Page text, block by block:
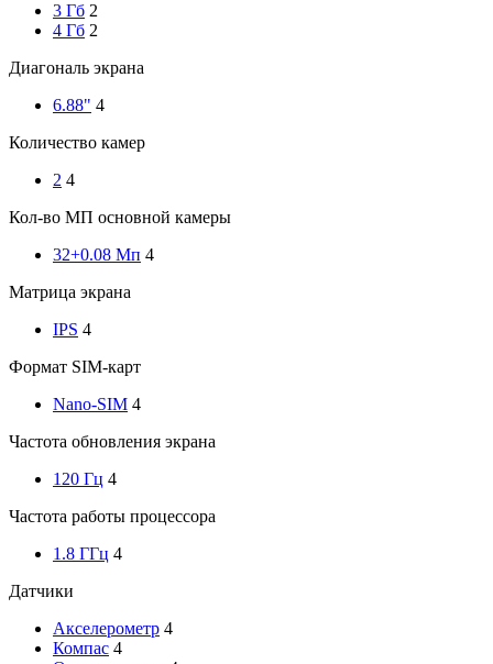
3 Гб 2
4 Гб 2
Диагональ экрана
6.88" 4
Количество камер
2 4
Кол-во МП основной камеры
32+0.08 Мп 4
Матрица экрана
IPS 4
Формат SIM-карт
Nano-SIM 4
Частота обновления экрана
120 Гц 4
Частота работы процессора
1.8 ГГц 4
Датчики
Акселерометр 4
Компас 4